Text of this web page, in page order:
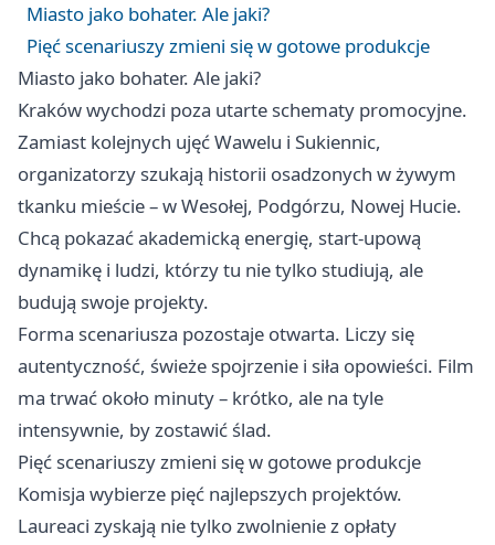
Miasto jako bohater. Ale jaki?
Pięć scenariuszy zmieni się w gotowe produkcje
Miasto jako bohater. Ale jaki?
Kraków wychodzi poza utarte schematy promocyjne.
Zamiast kolejnych ujęć Wawelu i Sukiennic,
organizatorzy szukają historii osadzonych w żywym
tkanku mieście – w Wesołej, Podgórzu, Nowej Hucie.
Chcą pokazać akademicką energię, start-upową
dynamikę i ludzi, którzy tu nie tylko studiują, ale
budują swoje projekty.
Forma scenariusza pozostaje otwarta. Liczy się
autentyczność, świeże spojrzenie i siła opowieści. Film
ma trwać około minuty – krótko, ale na tyle
intensywnie, by zostawić ślad.
Pięć scenariuszy zmieni się w gotowe produkcje
Komisja wybierze pięć najlepszych projektów.
Laureaci zyskają nie tylko zwolnienie z opłaty